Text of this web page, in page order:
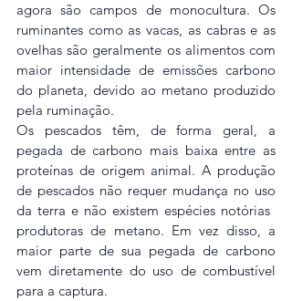
agora são campos de monocultura. Os
ruminantes como as vacas, as cabras e as
ovelhas são geralmente os alimentos com
maior intensidade de emissões carbono
do planeta, devido ao metano produzido
pela ruminação.
Os pescados têm, de forma geral, a
pegada de carbono mais baixa entre as
proteínas de origem animal. A produção
de pescados não requer mudança no uso
da terra e não existem espécies notórias ​​
produtoras de metano. Em vez disso, a
maior parte de sua pegada de carbono
vem diretamente do uso de combustível
para a captura.